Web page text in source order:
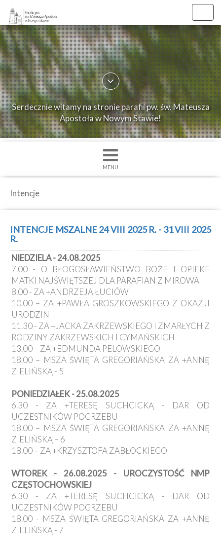
×
Strona
główna
parafii
Ogłoszenia
św.
Nabożenstwa
Kancelaria
Galeria
Dekanat
Nowy
Staw
Kolegiacka
Duszpasterze
Polecane
strony
Ochrona
Serdecznie witamy na stronie parafii pw. św. Mateusza
Apostoła w Nowym Stawie!
MENU
Intencje
INTENCJE MSZALNE 24 VIII 2025 R. - 31 VIII 2025
R.
NIEDZIELA - 24.08.2025
7.00 - O BŁOGOSŁAWIEŃSTWO BOŻE I OPIEKE
MATKI NAJŚWIĘTSZEJ DLA PARAFIAN Z MIROWA
8.00 - ZA +ANDRZEJA ŁUCIÓW
10.00 – ZA +PAWŁA GROSZKOWSKIEGO Z OKAZJI
URODZIN
11.30 - ZA +JACKA ZAKRZEWSKIEGO I ZMARŁYCH Z
RODZINY ZAKRZEWSKICH I CYMAŃSKICH
13.00 – ZA +EDMUNDA PELOWSKIEGO
18.00 – MSZA ŚWIĘTA GREGORIAŃSKA ZA +ANNĘ
ZIELIŃSKĄ - 5
PONIEDZIAŁEK - 25.08.2025
6.30 - ZA +TERESĘ SUCHCICKĄ - DAR OD
UCZESTNIKÓW POGRZEBU
18.00 – MSZA ŚWIĘTA GREGORIAŃSKA ZA +ANNĘ
ZIELIŃSKĄ – 6
18.00 – ZA +KRZYSZTOFA ZABŁOCKIEGO
WTOREK - 26.08.2025 - UROCZYSTOŚĆ NMP
CZĘSTOCHOWSKIEJ
6.30 - ZA +TERESĘ SUCHCICKĄ - DAR OD
UCZESTNIKÓW POGRZEBU
18.00 - MSZA ŚWIĘTA GREGORIAŃSKA ZA +ANNĘ
ZIELIŃSKĄ - 7